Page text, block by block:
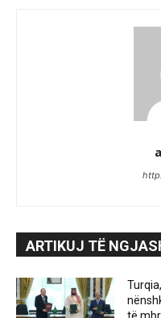
ARTIKUJ TË